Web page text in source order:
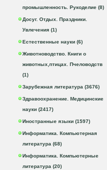
промышленность. Рукоделие (8)
Досуг. Отдых. Праздники.
Увлечения (1)
Естественные науки (6)
Животноводство. Книги о
животных,птицах. Пчеловодств
(1)
Зарубежная литература (3676)
Здравоохранение. Медицинские
науки (2417)
Иностранные языки (1597)
Информатика. Компьютерная
литература (68)
Информатика. Компьютерные
литература (20)